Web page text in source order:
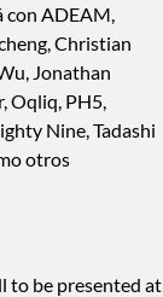
ADEAM,
Christian
Jonathan
Oqliq, PH5,
Nine, Tadashi
otros
to be presented at